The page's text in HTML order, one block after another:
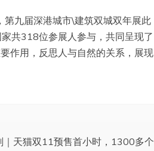
九届深港城市\建筑双城双年展此
共318位参展人参与，共同呈现了
作用，反思人与自然的关系，展现
｜天猫双11预售首小时，1300多个